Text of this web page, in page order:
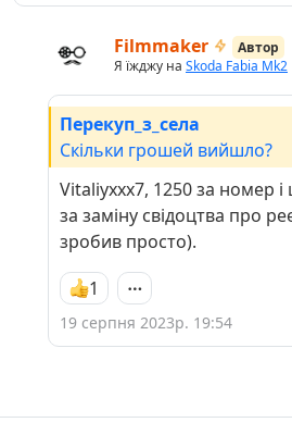
Filmmaker
Автор
Я їжджу на Skoda Fabia Mk2
Перекуп_з_села
Скільки грошей вийшло?
Vitaliyxxx7, 1250 за номер
за заміну свідоцтва про
зробив просто).
1
19 серпня 2023р. 19:54